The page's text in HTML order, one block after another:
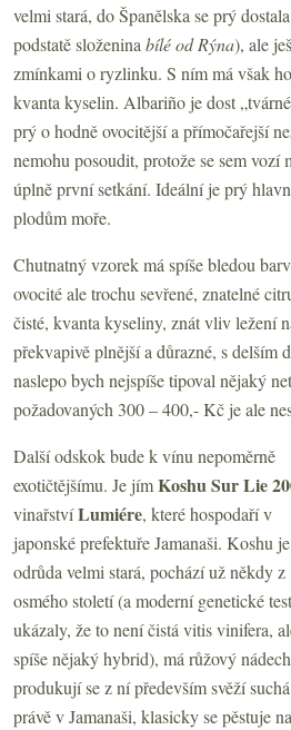
velmi stará, do Španělska se prý
podstatě složenina bílé od Rýna), ale
zmínkami o ryzlinku. S ním má však
kvanta kyselin. Albariño je dost
prý o hodně ovocitější a přímočařejší
nemohu posoudit, protože se sem vozí
úplně první setkání. Ideální je prý
plodům moře.
Chutnatný vzorek má spíše bledou
ovocité ale trochu sevřené, znatelné
čisté, kvanta kyseliny, znát vliv ležení
překvapivě plnější a důrazné, s delším
naslepo bych nejspíše tipoval nějaký
požadovaných 300 – 400,- Kč je ale
Další odskok bude k vínu nepoměrně
exotičtějšímu. Je jímKoshu Sur Lie
vinařstvíLumiére, které hospodaří v
japonské prefektuře Jamanaši. Koshu je
odrůda velmi stará, pochází už někdy z
osmého století (a moderní genetické
ukázaly, že to není čistá vitis vinifera,
spíše nějaký hybrid), má růžový
produkují se z ní především svěží
právě v Jamanaši, klasicky se pěstuje